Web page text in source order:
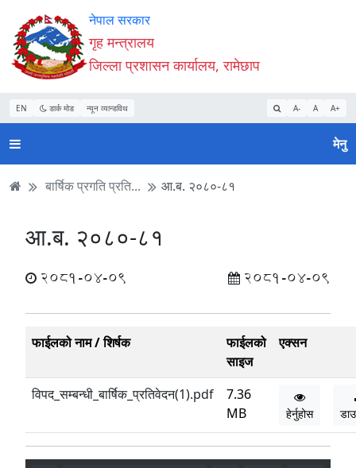
Accessibility
Mode
सुरु
गर्नुहोस्
सामाग्री
पढ्नुहाेस्
नेभिगेसन
पढ्नुहाेस्
वेबसाइट
खोजमा
जानुहोस्
नेपाल सरकार
गृह मन्त्रालय
जिल्ला प्रशासन कार्यालय, रामेछाप
EN डार्क मोड न्यून व्यान्डविथ A- A A+
मेनु
बार्षिक प्रगति प्रति... आ.ब. २०८०-८१
आ.ब. २०८०-८१
2081-04-09 2081-04-09
फाईलको नाम / शिर्षक
फाईलको
साइज
एक्सन
विपद_सम्बन्धी_बार्षिक_प्रतिवेदन(1).pdf
7.36
MB
हेर्नुहोस